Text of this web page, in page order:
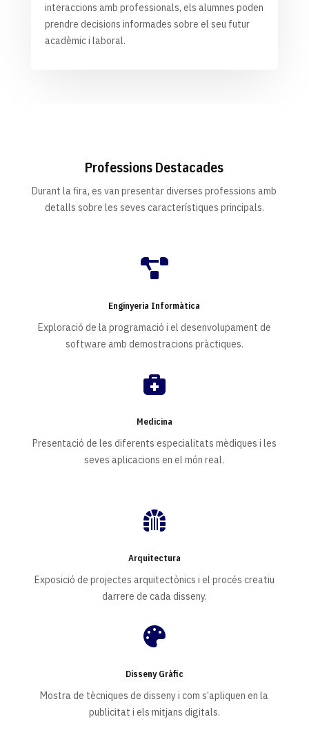
interaccions amb professionals, els alumnes poden
prendre decisions informades sobre el seu futur
acadèmic i laboral.
Professions Destacades
Durant la fira, es van presentar diverses professions amb
detalls sobre les seves característiques principals.

Enginyeria Informàtica
Exploració de la programació i el desenvolupament de
software amb demostracions pràctiques.

Medicina
Presentació de les diferents especialitats mèdiques i les
seves aplicacions en el món real.

Arquitectura
Exposició de projectes arquitectònics i el procés creatiu
darrere de cada disseny.

Disseny Gràfic
Mostra de tècniques de disseny i com s’apliquen en la
publicitat i els mitjans digitals.